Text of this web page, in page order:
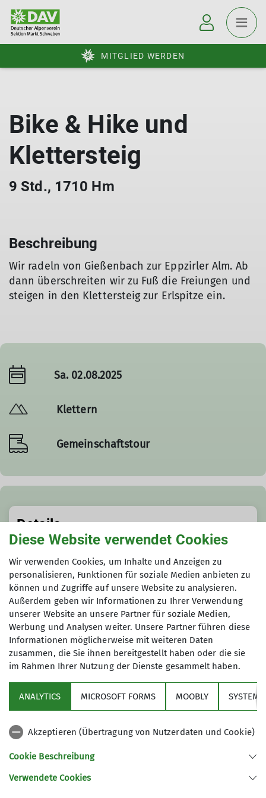
MITGLIED WERDEN
Bike & Hike und
Klettersteig
9 Std., 1710 Hm
Beschreibung
Wir radeln von Gießenbach zur Eppzirler Alm. Ab
dann überschreiten wir zu Fuß die Freiungen und
steigen in den Klettersteig zur Erlspitze ein.
Sa. 02.08.2025
Klettern
Gemeinschaftstour
Details
Termindetails
Sa. 02.08.2025
Über den Verein
Service
Sektion Markt Schwaben des Deutschen Alpenvereins e.V.
Diese Website verwendet Cookies
Wir verwenden Cookies, um Inhalte und Anzeigen zu
personalisieren, Funktionen für soziale Medien anbieten zu
können und Zugriffe auf unsere Website zu analysieren.
Außerdem geben wir Informationen zu Ihrer Verwendung
unserer Website an unsere Partner für soziale Medien,
Werbung und Analysen weiter. Unsere Partner führen diese
Informationen möglicherweise mit weiteren Daten
zusammen, die Sie ihnen bereitgestellt haben oder die sie
im Rahmen Ihrer Nutzung der Dienste gesammelt haben.
ANALYTICS MICROSOFT FORMS MOOBLY SYSTEM
Akzeptieren (Übertragung von Nutzerdaten und Cookie)
Cookie Beschreibung
Verwendete Cookies